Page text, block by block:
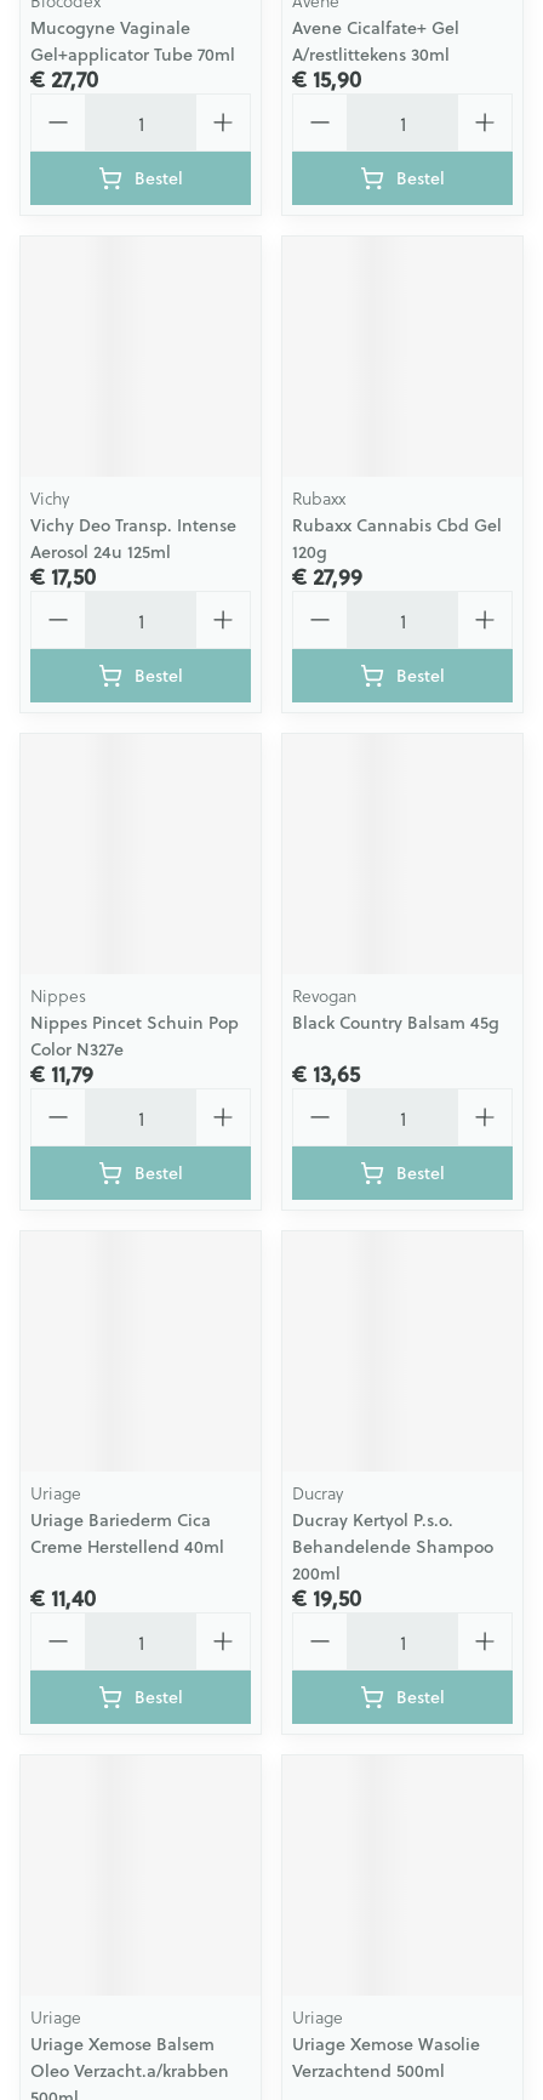
Mucogyne Vaginale
Gel+applicator Tube 70ml
€ 27,70
Bestel
Avene Cicalfate+ Gel
A/restlittekens 30ml
€ 15,90
Bestel
Vichy
Vichy Deo Transp. Intense
Aerosol 24u 125ml
€ 17,50
Bestel
Rubaxx
Rubaxx Cannabis Cbd Gel
120g
€ 27,99
Bestel
Nippes
Nippes Pincet Schuin Pop
Color N327e
€ 11,79
Bestel
Revogan
Black Country Balsam 45g
€ 13,65
Bestel
Uriage
Uriage Bariederm Cica
Creme Herstellend 40ml
€ 11,40
Bestel
Ducray
Ducray Kertyol P.s.o.
Behandelende Shampoo
200ml
€ 19,50
Bestel
Uriage
Uriage Xemose Balsem
Oleo Verzacht.a/krabben
Uriage
Uriage Xemose Wasolie
Verzachtend 500ml